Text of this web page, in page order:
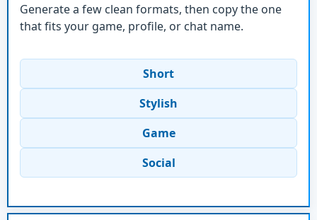
Generate a few clean formats, then copy the one
that fits your game, profile, or chat name.
Short
Stylish
Game
Social